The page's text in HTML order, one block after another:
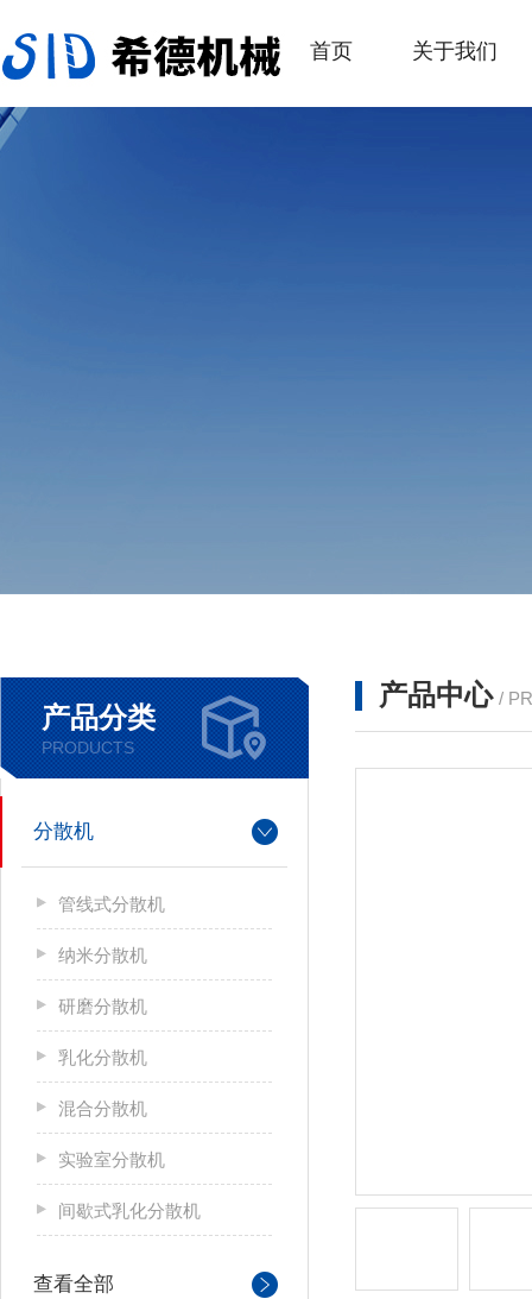
首页 关于我们
产品分类
PRODUCTS
分散机
管线式分散机
纳米分散机
研磨分散机
乳化分散机
混合分散机
实验室分散机
间歇式乳化分散机
查看全部
产品中心 /